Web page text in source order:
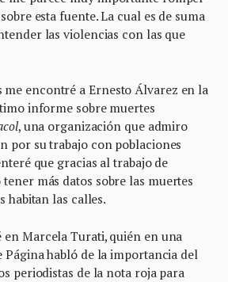
esta fuente. La cual es de suma
las violencias con las que
me encontré a Ernesto Álvarez en la
informe sobre muertes
, una organización que admiro
por su trabajo con poblaciones
que gracias al trabajo de
más datos sobre las muertes
habitan las calles.
en Marcela Turati, quién en una
Página habló de la importancia del
periodistas de la nota roja para